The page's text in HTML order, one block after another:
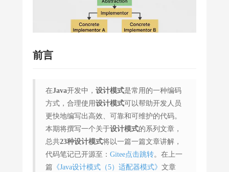
前言
在Java开发中， 设计模式是常用的一种编码
方式，合理使用设计模式可以帮助开发人员
更快地编写出高效、可靠和可维护的代码。
本期将撰写一个关于设计模式的系列文章，
总共23种设计模式将以一篇一篇文章讲解，
代码笔记已开源至： Gitee点击跳转。在上一
篇 《Java设计模式（5）适配器模式》 文章